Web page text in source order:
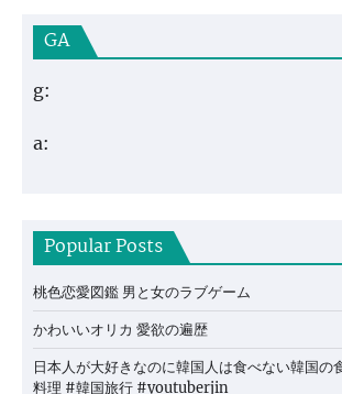
GA
g:
a:
Popular Posts
桃色恋愛図鑑 男と女のラブゲーム
かわいいオリカ 愛欲の遍歴
日本人が大好きなのに韓国人は食べない韓国
料理 #韓国旅行 #youtuberjin